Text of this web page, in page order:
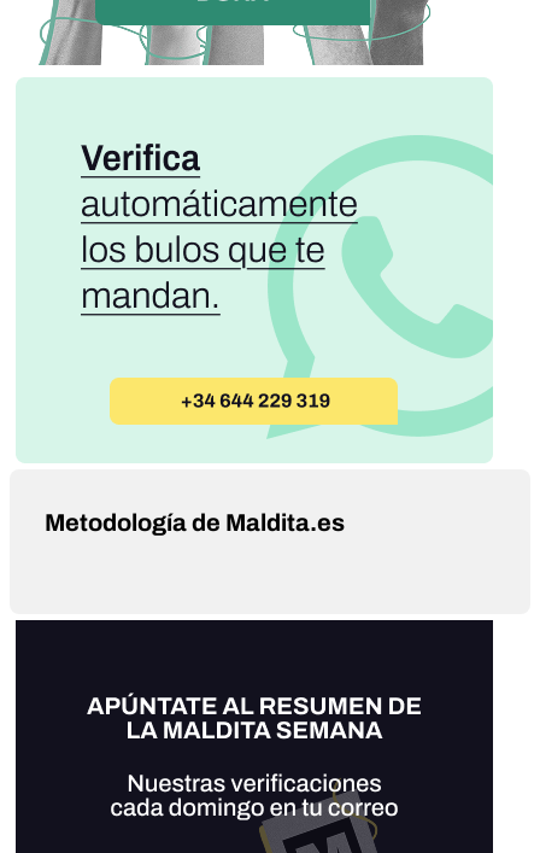
Metodología de Maldita.es